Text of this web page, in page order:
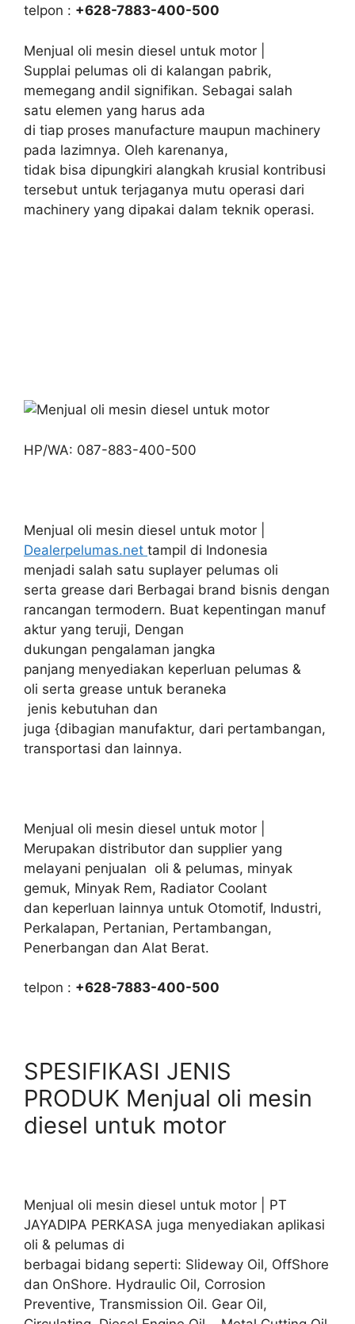
telpon : +628-7883-400-500
Menjual oli mesin diesel untuk motor |
Supplai pelumas oli di kalangan pabrik,
memegang andil signifikan. Sebagai salah
satu elemen yang harus ada
di tiap proses manufacture maupun machinery
pada lazimnya. Oleh karenanya,
tidak bisa dipungkiri alangkah krusial kontribusi
tersebut untuk terjaganya mutu operasi dari
machinery yang dipakai dalam teknik operasi.
HP/WA: 087-883-400-500
Menjual oli mesin diesel untuk motor |
Dealerpelumas.net tampil di Indonesia
menjadi salah satu suplayer pelumas oli
serta grease dari Berbagai brand bisnis dengan
rancangan termodern. Buat kepentingan manuf
aktur yang teruji, Dengan
dukungan pengalaman jangka
panjang menyediakan keperluan pelumas &
oli serta grease untuk beraneka
jenis kebutuhan dan
juga {dibagian manufaktur, dari pertambangan,
transportasi dan lainnya.
Menjual oli mesin diesel untuk motor |
Merupakan distributor dan supplier yang
melayani penjualan oli & pelumas, minyak
gemuk, Minyak Rem, Radiator Coolant
dan keperluan lainnya untuk Otomotif, Industri,
Perkalapan, Pertanian, Pertambangan,
Penerbangan dan Alat Berat.
telpon : +628-7883-400-500
SPESIFIKASI JENIS
PRODUK Menjual oli mesin
diesel untuk motor
Menjual oli mesin diesel untuk motor | PT
JAYADIPA PERKASA juga menyediakan aplikasi
oli & pelumas di
berbagai bidang seperti: Slideway Oil, OffShore
dan OnShore. Hydraulic Oil, Corrosion
Preventive, Transmission Oil. Gear Oil,